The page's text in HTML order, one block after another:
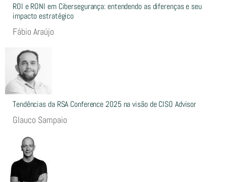
ROI e RONI em Cibersegurança: entendendo as diferenças e seu
impacto estratégico
Fábio Araújo
Tendências da RSA Conference 2025 na visão de CISO Advisor
Glauco Sampaio